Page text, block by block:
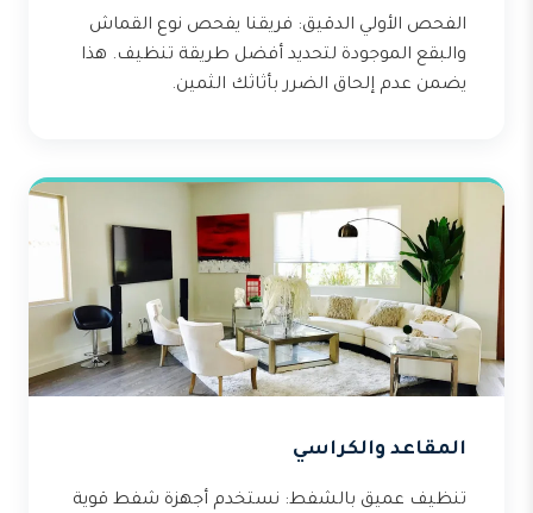
الفحص الأولي الدقيق: فريقنا يفحص نوع القماش
والبقع الموجودة لتحديد أفضل طريقة تنظيف. هذا
يضمن عدم إلحاق الضرر بأثاثك الثمين.
المقاعد والكراسي
تنظيف عميق بالشفط: نستخدم أجهزة شفط قوية